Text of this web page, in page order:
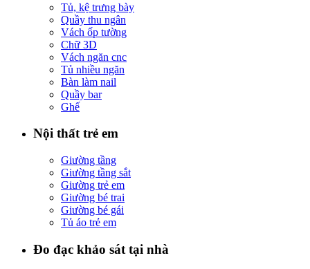
Tủ, kệ trưng bày
Quầy thu ngân
Vách ốp tường
Chữ 3D
Vách ngăn cnc
Tủ nhiều ngăn
Bàn làm nail
Quầy bar
Ghế
Nội thất trẻ em
Giường tầng
Giường tầng sắt
Giường trẻ em
Giường bé trai
Giường bé gái
Tủ áo trẻ em
Đo đạc khảo sát tại nhà